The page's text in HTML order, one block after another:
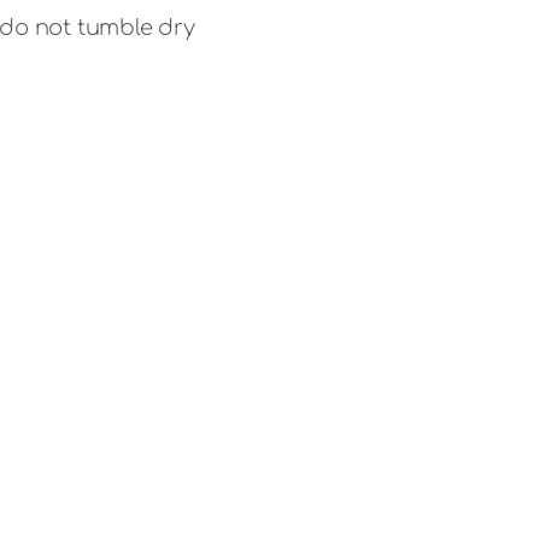
not tumble dry